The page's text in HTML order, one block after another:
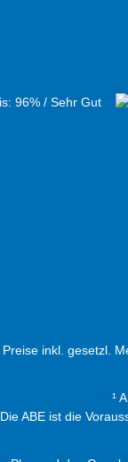
Preise inkl. gesetzl.
¹
Die ABE ist die